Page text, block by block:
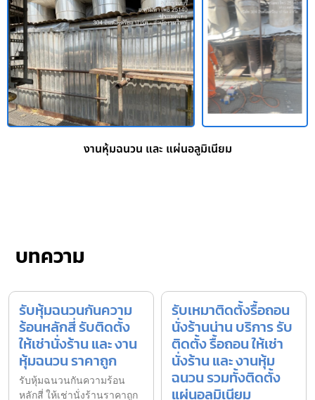
งานหุ้มฉนวน และ แผ่นอลูมิเนียม
บทความ
รับหุ้มฉนวนกันความ
ร้อนหลักสี่ รับติดตั้ง
ให้เช่านั่งร้าน และ งาน
หุ้มฉนวน ราคาถูก
รับหุ้มฉนวนกันความร้อน
หลักสี่ ให้เช่านั่งร้านราคาถูก
รับเหมาติดตั้งรื้อถอน
นั่งร้านน่าน บริการ รับ
ติดตั้ง รื้อถอน ให้เช่า
นั่งร้าน และ งานหุ้ม
ฉนวน รวมทั้งติดตั้ง
แผ่นอลูมิเนียม